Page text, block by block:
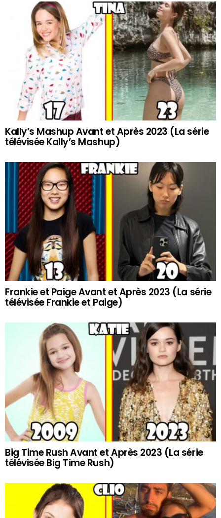
Kally’s Mashup Avant et Après 2023 (La série
télévisée Kally’s Mashup)
Frankie et Paige Avant et Après 2023 (La série
télévisée Frankie et Paige)
Big Time Rush Avant et Après 2023 (La série
télévisée Big Time Rush)